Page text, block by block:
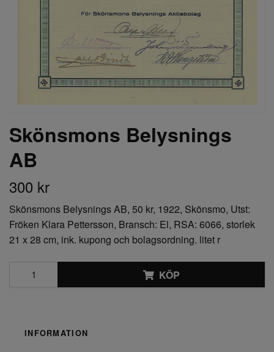
Skönsmons Belysnings
AB
300 kr
Skönsmons Belysnings AB, 50 kr, 1922, Skönsmo, Utst:
Fröken Klara Pettersson, Bransch: El, RSA: 6066, storlek
21 x 28 cm, ink. kupong och bolagsordning. litet r
KÖP
INFORMATION